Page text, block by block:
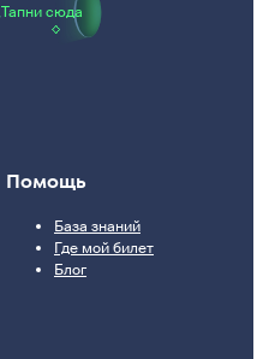
Тапни сюда
Помощь
База знаний
Где мой билет
Блог